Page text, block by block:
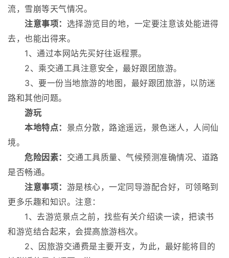
流，雪崩等天气情况。
注意事项： 选择游览目的地，一定要注意该处能进得
去，也能出得来。
1、通过本网站先买好往返程票。
2、乘交通工具注意安全，最好跟团旅游。
3、要一份当地旅游的地图，最好跟团旅游，以防迷
路和其他问题。
游玩
本地特点： 景点分散，路途遥远，景色迷人，人间仙
境。
危险因素： 交通工具质量、气候预测准确情况、道路
是否畅通。
注意事项： 游是核心，一定同导游配合好，可领略到
更多乐趣和知识。注意：
1、去游览景点之前，找些有关介绍读一读，把读书
和游览结合起来，会提高旅游档次。
2、因旅游交通费是主要开支，为此，最好能将目的